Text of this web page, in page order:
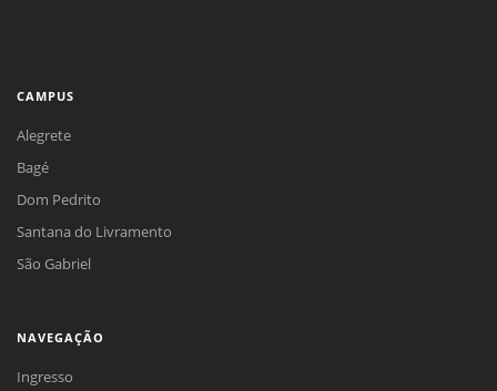
CAMPUS
Alegrete
Bagé
Dom Pedrito
Santana do Livramento
São Gabriel
NAVEGAÇÃO
Ingresso